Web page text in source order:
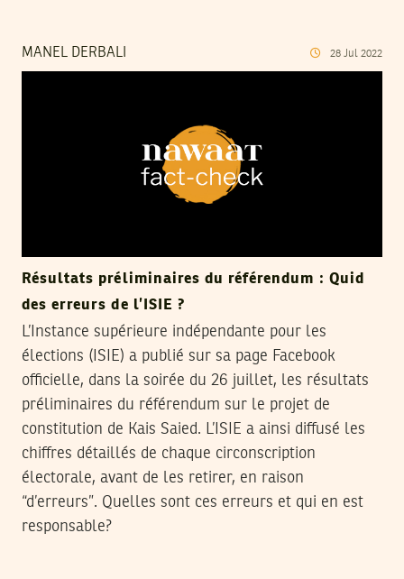
MANEL DERBALI 28 Jul 2022
Résultats préliminaires du référendum : Quid
des erreurs de l’ISIE ?
L’Instance supérieure indépendante pour les
élections (ISIE) a publié sur sa page Facebook
officielle, dans la soirée du 26 juillet, les résultats
préliminaires du référendum sur le projet de
constitution de Kais Saied. L’ISIE a ainsi diffusé les
chiffres détaillés de chaque circonscription
électorale, avant de les retirer, en raison
“d’erreurs”. Quelles sont ces erreurs et qui en est
responsable?